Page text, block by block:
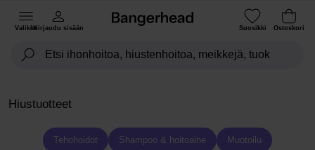
ValikkoKirjaudu sisään Suosikki Ostoskori
Hiustuotteet
Tehohoidot Shampoo & hoitoaine Muotoilu